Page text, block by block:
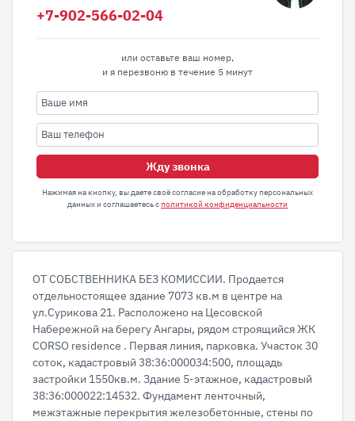
+7-902-566-02-04
или оставьте ваш номер,
и я перезвоню в течение 5 минут
Жду звонка
Нажимая на кнопку, вы даете своё согласие на обработку персональных
данных и соглашаетесь сполитикой конфиденциальности
ОТ СОБСТВЕННИКА БЕЗ КОМИССИИ. Продается
отдельностоящее здание 7073 кв.м в центре на
ул.Сурикова 21. Расположено на Цесовской
Набережной на берегу Ангары, рядом строящийся ЖК
CORSO residence . Первая линия, парковка. Участок 30
соток, кадастровый 38:36:000034:500, площадь
застройки 1550кв.м. Здание 5-этажное, кадастровый
38:36:000022:14532. Фундамент ленточный,
межэтажные перекрытия железобетонные, стены по